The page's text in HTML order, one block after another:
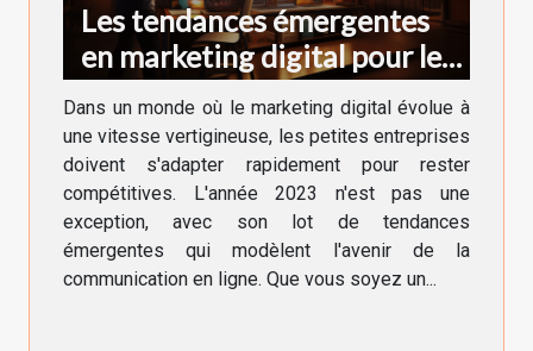
Les tendances émergentes
en marketing digital pour les
petites entreprises en 2023
Dans un monde où le marketing digital évolue à
une vitesse vertigineuse, les petites entreprises
doivent s'adapter rapidement pour rester
compétitives. L'année 2023 n'est pas une
exception, avec son lot de tendances
émergentes qui modèlent l'avenir de la
communication en ligne. Que vous soyez un...